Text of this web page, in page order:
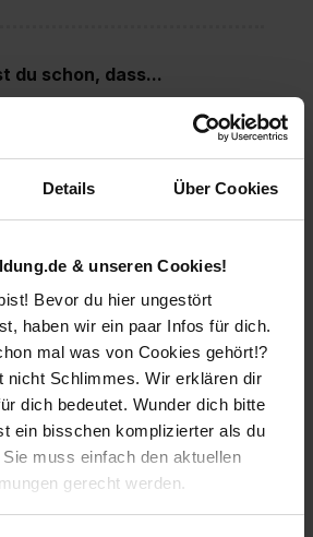
Details Über Cookies
& unseren Cookies!
Bevor du hier ungestört
haben wir ein paar Infos für dich.
mal was von Cookies gehört!?
nicht Schlimmes. Wir erklären dir
dich bedeutet. Wunder dich bitte
ein bisschen komplizierter als du
muss einfach den aktuellen
gerecht werden.
du schon, dass...
Menschen, die krank oder
sind, mit unseren Hilfsmitteln zu
Lebensqualität zu verbessern?
positiven Einflusses werden und
Gutes zu tun.